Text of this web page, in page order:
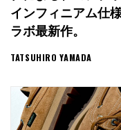
インフィニアム仕
ラボ最新作。
TATSUHIRO YAMADA